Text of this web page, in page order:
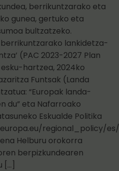
berrikuntzarako eta
gunea, gertuko eta
bultzatzeko.
lankidetza-
(PAC 2023-2027 Plan
hartzea, 2024ko
Funtsak (Landa
“Europak landa-
du” eta Nafarroako
Eskualde Politika
regional_policy/es/
Helburu orokorra
berpizkundearen